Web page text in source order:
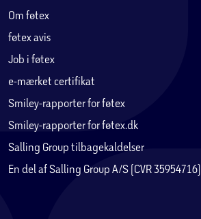
Om føtex
føtex avis
Job i føtex
e-mærket certifikat
Smiley-rapporter for føtex
Smiley-rapporter for føtex.dk
Salling Group tilbagekaldelser
En del af Salling Group A/S (CVR 35954716)